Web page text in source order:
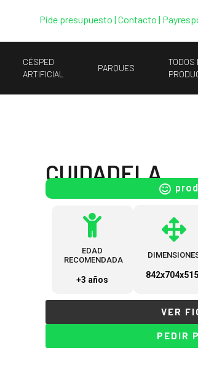
Pide presupuesto | Contacto |
CÉSPED
ARTIFICIAL
PARQUES
TODOS
CUIDADELA
EDAD
RECOMENDADA
+3 años
VER
PEDIR